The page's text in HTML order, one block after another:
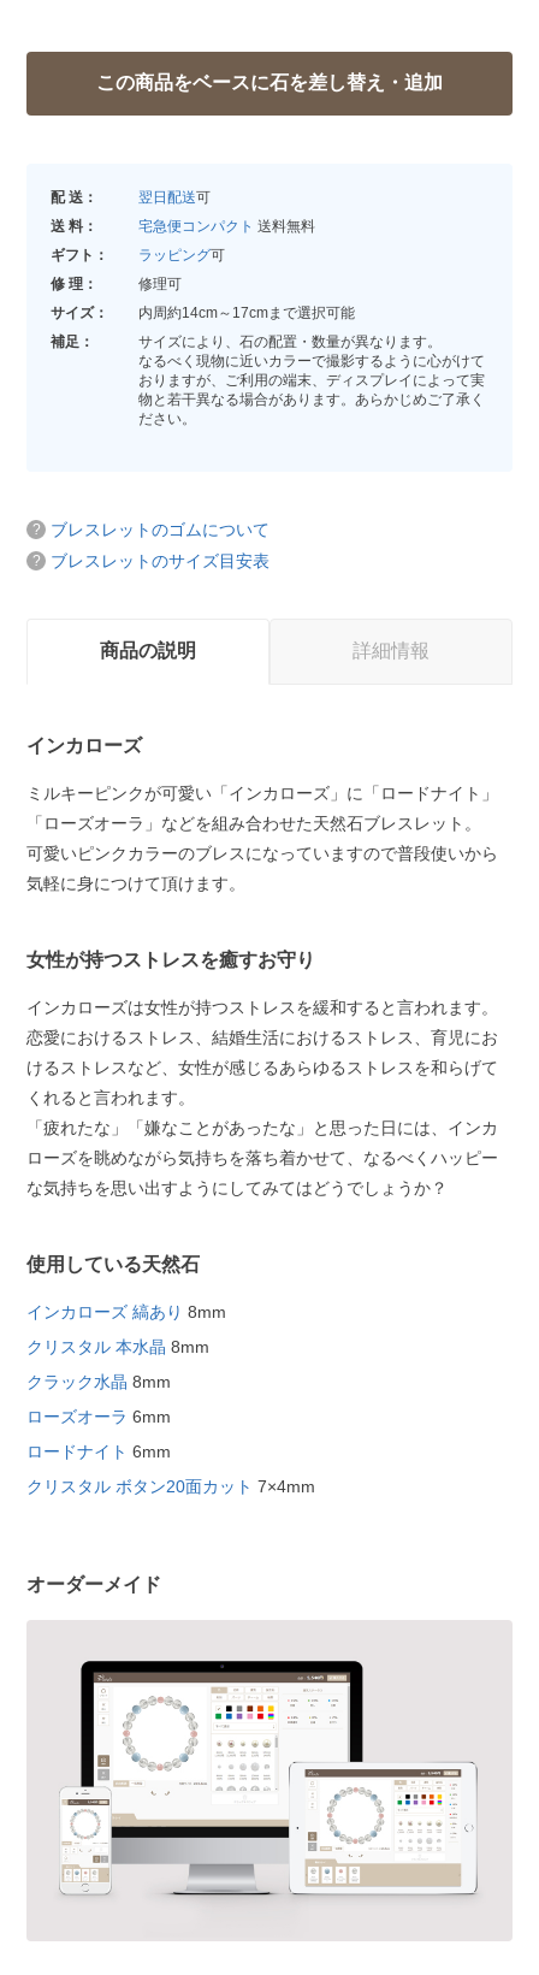
配 送： 翌日配送可
送 料：
宅急便コンパクト 送料無料
ギフト：
ラッピング可
修 理：
修理可
サイズ：
内周約14cm～17cmまで選択可能
補足：
サイズにより、石の配置・数量が異なります。
なるべく現物に近いカラーで撮影するように心がけて
おりますが、ご利用の端末、ディスプレイによって実
物と若干異なる場合があります。あらかじめご了承く
ださい。
ブレスレットのゴムについて
ブレスレットのサイズ目安表
商品の説明 詳細情報
インカローズ
ミルキーピンクが可愛い「インカローズ」に「ロードナイト」
「ローズオーラ」などを組み合わせた天然石ブレスレット。
可愛いピンクカラーのブレスになっていますので普段使いから
気軽に身につけて頂けます。
女性が持つストレスを癒すお守り
インカローズは女性が持つストレスを緩和すると言われます。
恋愛におけるストレス、結婚生活におけるストレス、育児にお
けるストレスなど、女性が感じるあらゆるストレスを和らげて
くれると言われます。
「疲れたな」「嫌なことがあったな」と思った日には、インカ
ローズを眺めながら気持ちを落ち着かせて、なるべくハッピー
な気持ちを思い出すようにしてみてはどうでしょうか？
使用している天然石
インカローズ 縞あり 8mm
クリスタル 本水晶 8mm
クラック水晶 8mm
ローズオーラ 6mm
ロードナイト 6mm
クリスタル ボタン20面カット 7×4mm
オーダーメイド